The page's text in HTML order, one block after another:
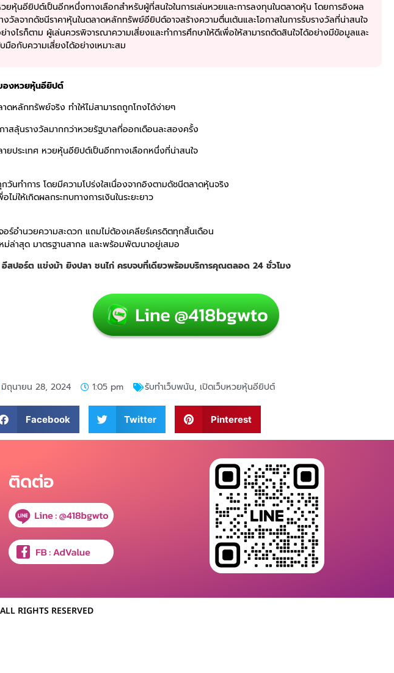
ยหุ้นอียิปต์เป็นอีกหนึ่งทางเลือกสำหรับผู้ที่สนใจในการเล่นหวยและการลงทุนในตลาดหุ้น โดยการอิงผล
งวัลจากดัชนีราคาหุ้นในตลาดหลักทรัพย์อียิปต์อาจสร้างความตื่นเต้นและโอกาสในการรับรางวัลที่น่าสนใจ
างไรก็ตาม ผู้เล่นควรพิจารณาความเสี่ยงและทำการศึกษาให้ดีเพื่อให้สามารถตัดสินใจได้อย่างมีข้อมูลและ
มือกับความเสี่ยงได้อย่างเหมาะสม
ของหวยหุ้นอียิปต์
ดหลักทรัพย์จริง ทำให้ไม่สามารถถูกโกงได้ง่ายๆ
สลุ้นรางวัลมากกว่าหวยรัฐบาลที่ออกเดือนละสองครั้ง
ประเทศ หวยหุ้นอียิปต์เป็นอีกทางเลือกหนึ่งที่น่าสนใจ
นทำการ โดยมีความโปร่งใสเนื่องจากอิงตามดัชนีตลาดหุ้นจริง
ม่ให้เกิดผลกระทบทางการเงินในระยะยาว
อร์อำนวยความสะดวก แถมไม่ต้องเคลียร์เครดิตทุกสิ้นเดือน
หม่ล่าสุด มาตรฐานสากล และพร้อมพัฒนาอยู่เสมอ
อีสปอร์ต แข่งม้า ยิงปลา ชนไก่ ครบจบที่เดียวพร้อมบริการคุณตลอด 24 ชั่วโมง
มิถุนายน 28, 2024 1:05 pm รับทำเว็บพนัน, เปิดเว็บหวยหุ้นอียิปต์
Facebook Twitter Pinterest
ติดต่อ
RIGHTS RESERVED